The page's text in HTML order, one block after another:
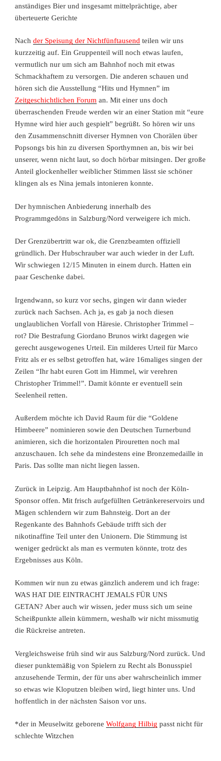
anständiges Bier und insgesamt mittelprächtige, aber
überteuerte Gerichte
Nach der Speisung der Nichtfünftausend teilen wir uns
kurzzeitig auf. Ein Gruppenteil will noch etwas laufen,
vermutlich nur um sich am Bahnhof noch mit etwas
Schmackhaftem zu versorgen. Die anderen schauen und
hören sich die Ausstellung “Hits und Hymnen” im
Zeitgeschichtlichen Forum an. Mit einer uns doch
überraschenden Freude werden wir an einer Station mit “eure
Hymne wird hier auch gespielt” begrüßt. So hören wir uns
den Zusammenschnitt diverser Hymnen von Chorälen über
Popsongs bis hin zu diversen Sporthymnen an, bis wir bei
unserer, wenn nicht laut, so doch hörbar mitsingen. Der große
Anteil glockenheller weiblicher Stimmen lässt sie schöner
klingen als es Nina jemals intonieren konnte.
Der hymnischen Anbiederung innerhalb des
Programmgedöns in Salzburg/Nord verweigere ich mich.
Der Grenzübertritt war ok, die Grenzbeamten offiziell
gründlich. Der Hubschrauber war auch wieder in der Luft.
Wir schwiegen 12/15 Minuten in einem durch. Hatten ein
paar Geschenke dabei.
Irgendwann, so kurz vor sechs, gingen wir dann wieder
zurück nach Sachsen. Ach ja, es gab ja noch diesen
unglaublichen Vorfall von Häresie. Christopher Trimmel –
rot? Die Bestrafung Giordano Brunos wirkt dagegen wie
gerecht ausgewogenes Urteil. Ein milderes Urteil für Marco
Fritz als er es selbst getroffen hat, wäre 16maliges singen der
Zeilen “Ihr habt euren Gott im Himmel, wir verehren
Christopher Trimmel!”. Damit könnte er eventuell sein
Seelenheil retten.
Außerdem möchte ich David Raum für die “Goldene
Himbeere” nominieren sowie den Deutschen Turnerbund
animieren, sich die horizontalen Pirouretten noch mal
anzuschauen. Ich sehe da mindestens eine Bronzemedaille in
Paris. Das sollte man nicht liegen lassen.
Zurück in Leipzig. Am Hauptbahnhof ist noch der Köln-
Sponsor offen. Mit frisch aufgefüllten Getränkereservoirs und
Mägen schlendern wir zum Bahnsteig. Dort an der
Regenkante des Bahnhofs Gebäude trifft sich der
nikotinaffine Teil unter den Unionern. Die Stimmung ist
weniger gedrückt als man es vermuten könnte, trotz des
Ergebnisses aus Köln.
Kommen wir nun zu etwas gänzlich anderem und ich frage:
WAS HAT DIE EINTRACHT JEMALS FÜR UNS
GETAN? Aber auch wir wissen, jeder muss sich um seine
Scheißpunkte allein kümmern, weshalb wir nicht missmutig
die Rückreise antreten.
Vergleichsweise früh sind wir aus Salzburg/Nord zurück. Und
dieser punktemäßig von Spielern zu Recht als Bonusspiel
anzusehende Termin, der für uns aber wahrscheinlich immer
so etwas wie Kloputzen bleiben wird, liegt hinter uns. Und
hoffentlich in der nächsten Saison vor uns.
*der in Meuselwitz geborene Wolfgang Hilbig passt nicht für
schlechte Witzchen